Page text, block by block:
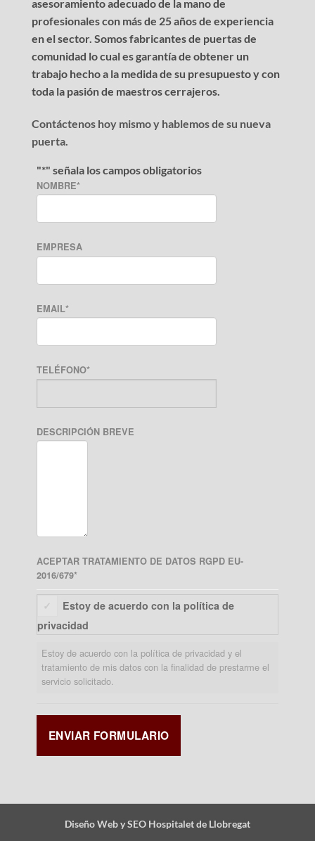
asesoramiento adecuado de la mano de
profesionales con más de 25 años de experiencia
en el sector. Somos fabricantes de puertas de
comunidad lo cual es garantía de obtener un
trabajo hecho a la medida de su presupuesto y con
toda la pasión de maestros cerrajeros.
Contáctenos hoy mismo y hablemos de su nueva
puerta.
"*" señala los campos obligatorios
NOMBRE*
EMPRESA
EMAIL*
TELÉFONO*
DESCRIPCIÓN BREVE
ACEPTAR TRATAMIENTO DE DATOS RGPD EU-
2016/679*
Estoy de acuerdo con la política de
privacidad
Estoy de acuerdo con la política de privacidad y el
tratamiento de mis datos con la finalidad de prestarme el
servicio solicitado.
Diseño Web y SEO Hospitalet de Llobregat